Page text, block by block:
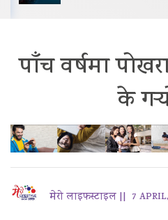
पाँच वर्षमा
के
मेरो लाइफस्टाइल || 7